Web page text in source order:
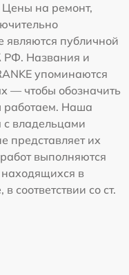
Цены на ремонт,
являются публичной
РФ. Названия и
упоминаются
— чтобы обозначить
работаем. Наша
владельцами
представляет их
выполняются
находящихся в
соответствии со ст.